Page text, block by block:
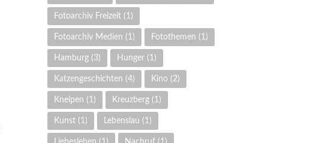
Fotoarchiv Freizeit (1)
Fotoarchiv Medien (1) Fotothemen (1)
Hamburg (3) Hunger (1)
Katzengeschichten (4) Kino (2)
Kneipen (1) Kreuzberg (1)
Kunst (1) Lebenslau (1)